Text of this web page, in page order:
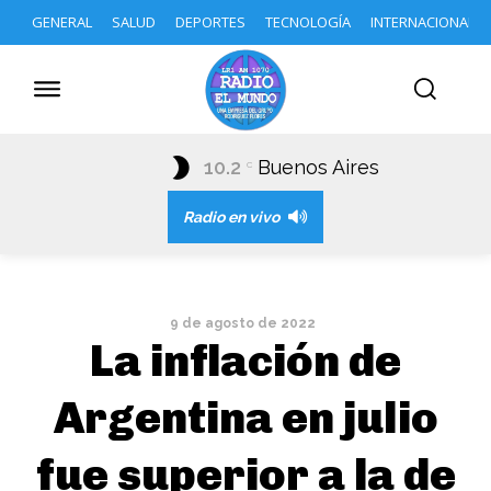
GENERAL SALUD DEPORTES TECNOLOGÍA INTERNACIONAL
10.2 C Buenos Aires
Radio en vivo
9 de agosto de 2022
La inflación de
Argentina en julio
fue superior a la de